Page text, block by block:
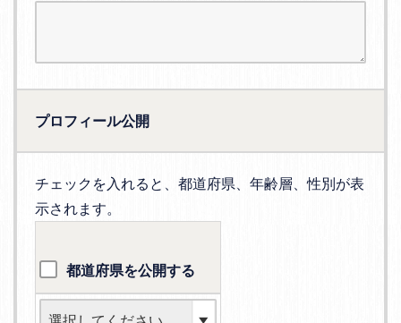
プロフィール公開
チェックを入れると、都道府県、年齢層、性別が表
示されます。
都道府県を公開する